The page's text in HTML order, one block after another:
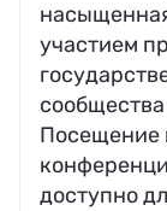
участием
Посещение
доступно